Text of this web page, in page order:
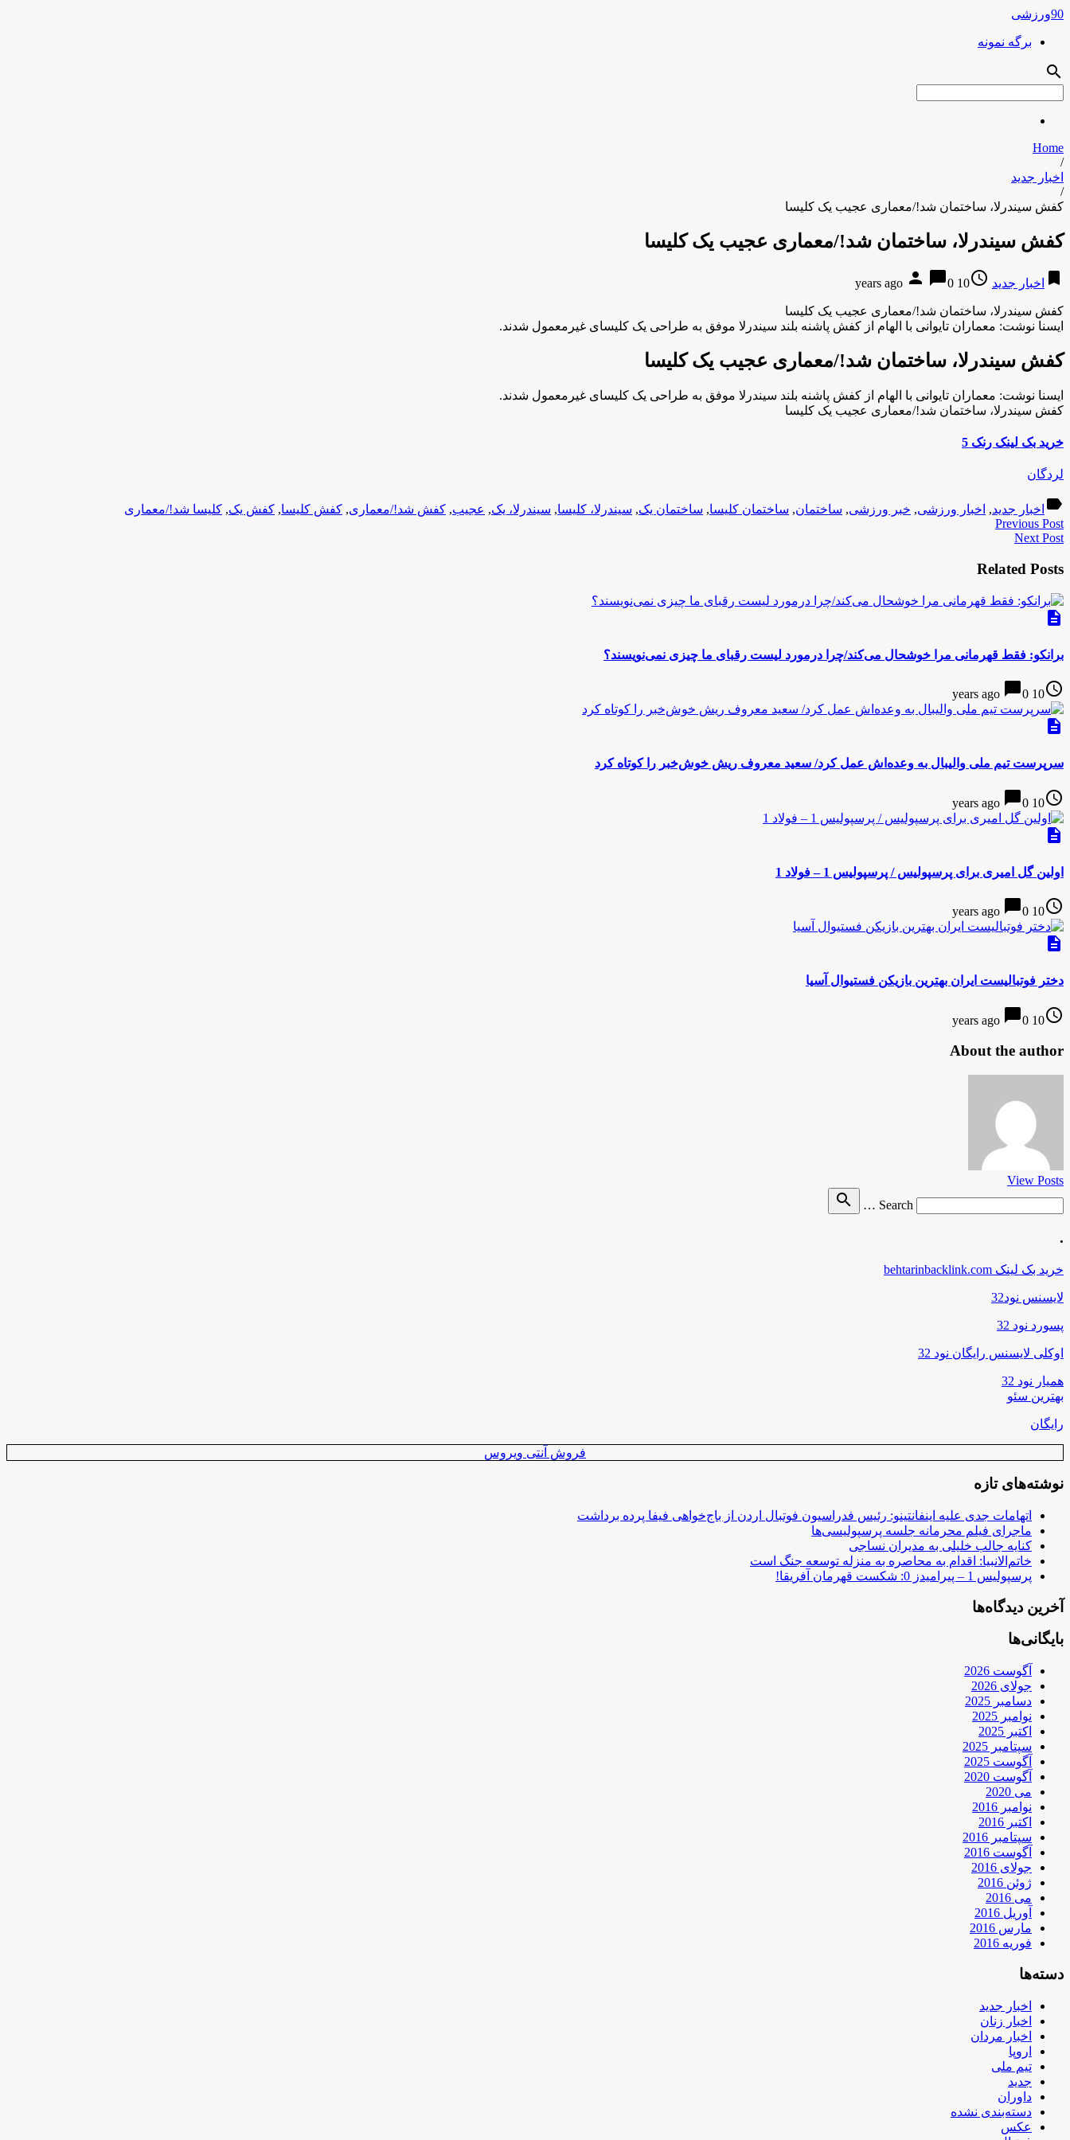
90ورزشی
برگه نمونه
search
Home
/
اخبار جدید
/
کفش سیندرلا، ساختمان شد!/معماری عجیب یک کلیسا
کفش سیندرلا، ساختمان شد!/معماری عجیب یک کلیسا
bookmark اخبار جدید access_time
10 years ago
person chat_bubble0
کفش سیندرلا، ساختمان شد!/معماری عجیب یک کلیسا
ایسنا نوشت: معماران تایوانی با الهام از کفش پاشنه بلند سیندرلا موفق به طراحی یک کلیسای غیرمعمول شدند.
کفش سیندرلا، ساختمان شد!/معماری عجیب یک کلیسا
ایسنا نوشت: معماران تایوانی با الهام از کفش پاشنه بلند سیندرلا موفق به طراحی یک کلیسای غیرمعمول شدند.
کفش سیندرلا، ساختمان شد!/معماری عجیب یک کلیسا
خرید بک لینک رنک 5
لردگان
label اخبار جدید, اخبار ورزشی, خبر ورزشی, ساختمان, ساختمان کلیسا, ساختمان یک, سیندرلا، کلیسا, سیندرلا، یک, عجیب, کفش شد!/معماری, کفش کلیسا, کفش یک, کلیسا شد!/معماری
Previous Post
Next Post
Related Posts
description
برانکو: فقط قهرمانی مرا خوشحال می‌کند/چرا درمورد لیست رقبای ما چیزی نمی‌نویسند؟
access_time
10 years ago
chat_bubble0
description
سرپرست تیم ملی والیبال به وعده‌اش عمل کرد/ سعید معروف ریش خوش‌خبر را کوتاه کرد
access_time
10 years ago
chat_bubble0
description
اولین گل امیری برای پرسپولیس / پرسپولیس 1 – فولاد 1
access_time
10 years ago
chat_bubble0
description
دختر فوتبالیست ایران بهترین بازیکن فستیوال آسیا
access_time
10 years ago
chat_bubble0
About the author
View Posts
Search …
search
.
خرید بک لینک behtarinbacklink.com
لایسنس نود32
پسورد نود 32
اوکلی لایسنس رایگان نود 32
همیار نود 32
بهترین سئو
رایگان
فروش آنتی ویروس
نوشته‌های تازه
اتهامات جدی علیه اینفانتینو: رئیس فدراسیون فوتبال اردن از باج‌خواهی فیفا پرده برداشت
ماجرای فیلم محرمانه جلسه پرسپولیسی‌ها
کنایه جالب خلیلی به مدیران نساجی
خاتم‌الانبیا: اقدام به محاصره به منزله توسعه جنگ است
پرسپولیس 1 – پیرامیدز 0: شکست قهرمان آفریقا!
آخرین دیدگاه‌ها
بایگانی‌ها
آگوست 2026
جولای 2026
دسامبر 2025
نوامبر 2025
اکتبر 2025
سپتامبر 2025
آگوست 2025
آگوست 2020
می 2020
نوامبر 2016
اکتبر 2016
سپتامبر 2016
آگوست 2016
جولای 2016
ژوئن 2016
می 2016
آوریل 2016
مارس 2016
فوریه 2016
دسته‌ها
اخبار جدید
اخبار زنان
اخبار مردان
اروپا
تیم ملی
جدید
داوران
دسته‌بندی نشده
عکس